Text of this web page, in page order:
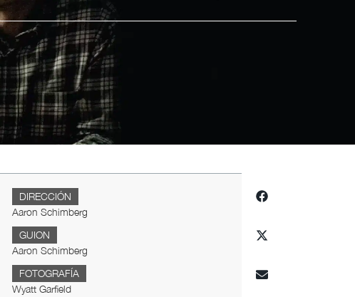
DIRECCIÓN
Aaron Schimberg
GUION
Aaron Schimberg
FOTOGRAFÍA
Wyatt Garfield